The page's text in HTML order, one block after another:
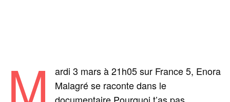
M
ardi 3 mars à 21h05 sur France 5, Enora
Malagré se raconte dans le